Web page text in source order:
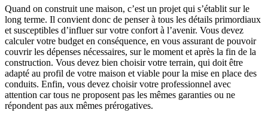
Quand on construit une maison, c’est un projet qui s’établit sur le
long terme. Il convient donc de penser à tous les détails primordiaux
et susceptibles d’influer sur votre confort à l’avenir. Vous devez
calculer votre budget en conséquence, en vous assurant de pouvoir
couvrir les dépenses nécessaires, sur le moment et après la fin de la
construction. Vous devez bien choisir votre terrain, qui doit être
adapté au profil de votre maison et viable pour la mise en place des
conduits. Enfin, vous devez choisir votre professionnel avec
attention car tous ne proposent pas les mêmes garanties ou ne
répondent pas aux mêmes prérogatives.